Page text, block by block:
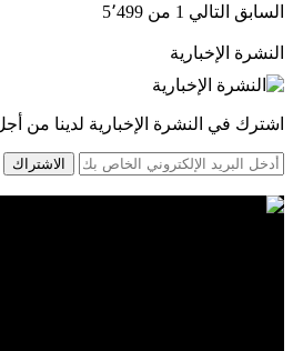
السابق التالي 1 من 5٬499
النشرة الإخبارية
اشترك في النشرة الإخبارية لدينا من
الاشتراك